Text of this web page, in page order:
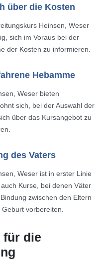
über die Kosten
Heinsen, Weser
sich im Voraus bei der
der Kosten zu informieren.
Hebamme
Weser bieten
sich, bei der Auswahl der
über das Kursangebot zu
des Vaters
Weser ist in erster Linie
Kurse, bei denen Väter
zwischen den Eltern
vorbereiten.
für die